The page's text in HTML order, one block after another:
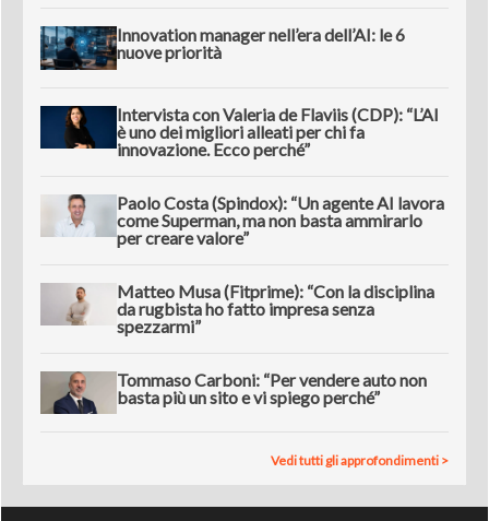
Innovation manager nell’era dell’AI: le 6
nuove priorità
Intervista con Valeria de Flaviis (CDP): “L’AI
è uno dei migliori alleati per chi fa
innovazione. Ecco perché”
Paolo Costa (Spindox): “Un agente AI lavora
come Superman, ma non basta ammirarlo
per creare valore”
Matteo Musa (Fitprime): “Con la disciplina
da rugbista ho fatto impresa senza
spezzarmi”
Tommaso Carboni: “Per vendere auto non
basta più un sito e vi spiego perché”
Vedi tutti gli approfondimenti >